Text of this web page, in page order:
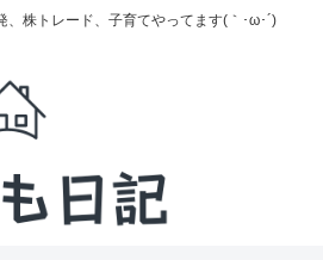
、株トレード、子育てやってます(｀･ω･´)